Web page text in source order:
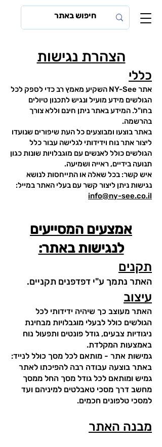
הצהרת נגישות
כללי
אתר NY-See השקיע מאמץ רב כדי לספק לכל
הגולשים מידע מועיל ונגיש לתכנון טיולים
בחו"ל. המידע באתר ניתן חינם וללא צורך
בהרשמה.
באתר בוצעו ומבוצעים כל העת שיפורים שנועדו
ליצור אתר נוח וידידותי לגלישה עבור כלל
הגולשים כולל לאנשים עם מוגבלויות שונות כגון
תנועה בידיים, ראייה ושמיעה.
איש קשר: בכל שאלה או התייחסות לנושא
נגישות ניתן ליצור קשר עם בעלי האתר במייל:
info@ny-see.co.il
אמצעים המסייעים
לנגישות באתר:
תקנים
האתר נתמך ע"י דפדפנים תקניים.
עיצוב
האתר מעוצב כך שיהיה ידידותי לכל
הגולשים כולל לבעלי מוגבלויות מבחינת
ניגודיות צבעים, גודל פונטים ותפעול נוח
באמצעות המקלדת.
גמישות אתר - מותאם לכל מסך כולל לנייד:
באתר בוצעה עבודה רבה להפיכתו לאתר
גמיש ומותאם לכל גודל מסך החל ממסך
מחשב דרך מסכי טאבלטים למיניהם ועד
למסכי טלפונים חכמים.
מבנה האתר